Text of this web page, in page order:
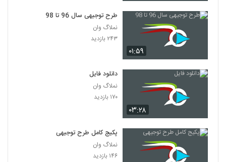
۰۱:۵۹
طرح توجیهی سال 96 تا 98
نملاگ وان
۲۴۳ بازدید
۰۳:۲۸
دانلود فایل
نملاگ وان
۱۷۰ بازدید
پکیج کامل طرح توجیهی
نملاگ وان
۱۴۶ بازدید